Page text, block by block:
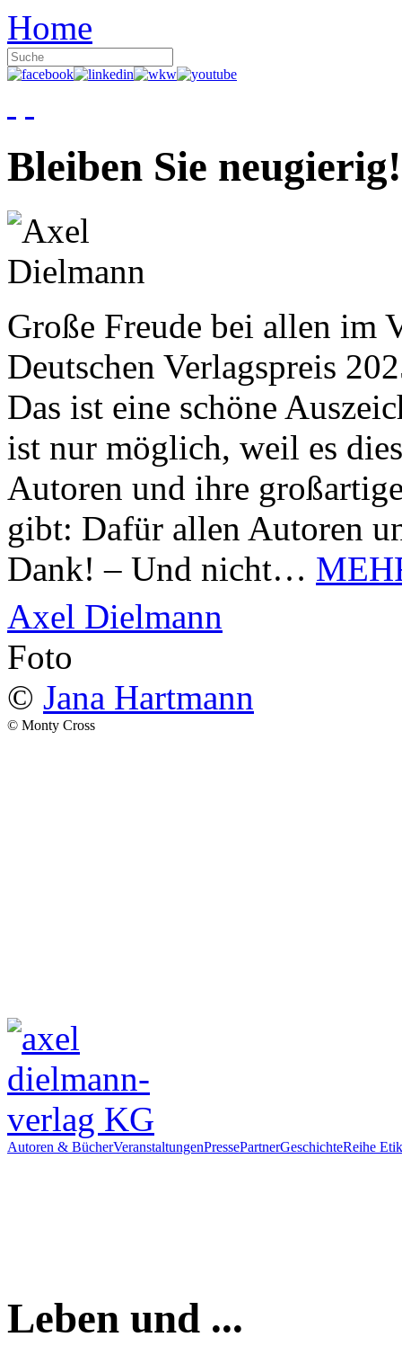
Home
Bleiben Sie neugierig!
Große Freude bei allen im
Deutschen Verlagspreis
Das ist eine schöne
ist nur möglich, weil es
Autoren und ihre
gibt: Dafür allen Autoren
Dank! – Und nicht…
Axel Dielmann
Foto
© Jana Hartmann
© Monty Cross
Autoren & BücherVeranstaltungenPressePartnerGeschichteReihe
Leben und ...